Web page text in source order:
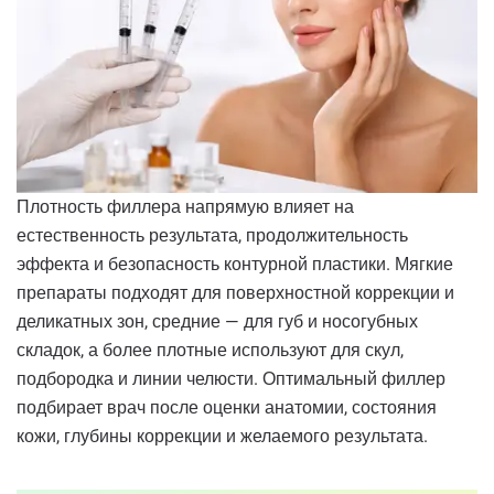
Плотность филлера напрямую влияет на
естественность результата, продолжительность
эффекта и безопасность контурной пластики. Мягкие
препараты подходят для поверхностной коррекции и
деликатных зон, средние — для губ и носогубных
складок, а более плотные используют для скул,
подбородка и линии челюсти. Оптимальный филлер
подбирает врач после оценки анатомии, состояния
кожи, глубины коррекции и желаемого результата.